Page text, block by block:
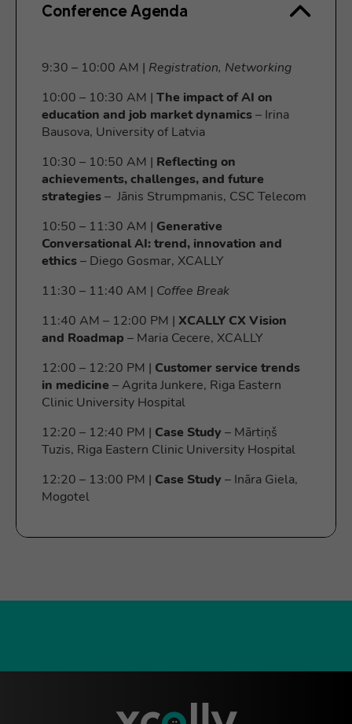
Conference Agenda
9:30 – 10:00 AM | Registration, Networking
10:00 – 10:30 AM | The impact of AI on
education and job market dynamics– Irina
Bausova, University of Latvia
10:30 – 10:50 AM | Reflecting on
achievements, challenges, and future
strategies– Jānis Strumpmanis, CSC Telecom
10:50 – 11:30 AM | Generative
Conversational AI: trend, innovation and
ethics– Diego Gosmar, XCALLY
11:30 – 11:40 AM | Coffee Break
11:40 AM – 12:00 PM | XCALLY CX Vision
and Roadmap – Maria Cecere, XCALLY
12:00 – 12:20 PM | Customer service trends
in medicine – Agrita Junkere, Riga Eastern
Clinic University Hospital
12:20 – 12:40 PM | Case Study – Mārtiņš
Tuzis, Riga Eastern Clinic University Hospital
12:20 – 13:00 PM | Case Study – Ināra Giela,
Mogotel